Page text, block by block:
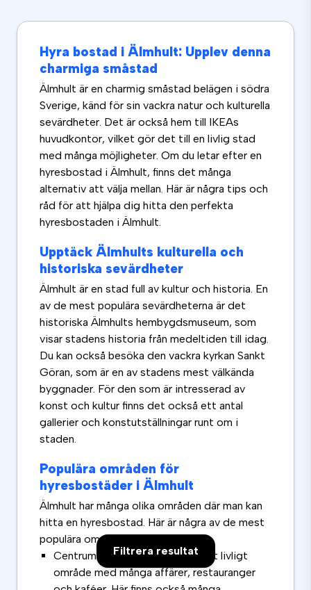
Filtrera resultat
Hyra bostad i Älmhult: Upplev denna
charmiga småstad
Älmhult är en charmig småstad belägen i södra
Sverige, känd för sin vackra natur och kulturella
sevärdheter. Det är också hem till IKEAs
huvudkontor, vilket gör det till en livlig stad
med många möjligheter. Om du letar efter en
hyresbostad i Älmhult, finns det många
alternativ att välja mellan. Här är några tips och
råd för att hjälpa dig hitta den perfekta
hyresbostaden i Älmhult.
Upptäck Älmhults kulturella och
historiska sevärdheter
Älmhult är en stad full av kultur och historia. En
av de mest populära sevärdheterna är det
historiska Älmhults hembygdsmuseum, som
visar stadens historia från medeltiden till idag.
Du kan också besöka den vackra kyrkan Sankt
Göran, som är en av stadens mest välkända
byggnader. För den som är intresserad av
konst och kultur finns det också ett antal
gallerier och konstutställningar runt om i
staden.
Populära områden för
hyresbostäder i Älmhult
Älmhult har många olika områden där man kan
hitta en hyresbostad. Här är några av de mest
populära områdena:
Centrum: Älmhults centrum är ett livligt
område med många affärer, restauranger